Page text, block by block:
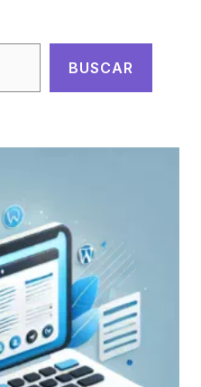
BUSCAR